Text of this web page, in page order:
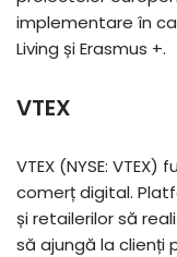
implementare în
Living și Erasmus +.
VTEX
VTEX (NYSE:
comerț digital.
și retailerilor să
să ajungă la clienți